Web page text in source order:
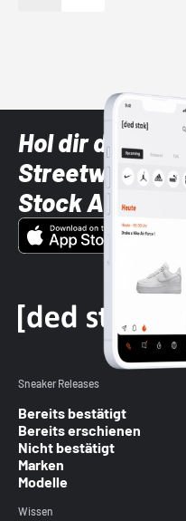
Hol dir die
Streetwear-
Stock App
Sneaker Releases
Bereits bestätigt
Bereits erschienen
Nicht bestätigt
Marken
Modelle
Wissen